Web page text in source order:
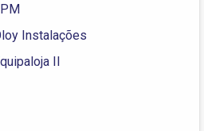
Instalações
II